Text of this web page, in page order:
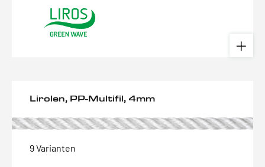
Lirolen, PP-Multifil, 4mm
9 Varianten